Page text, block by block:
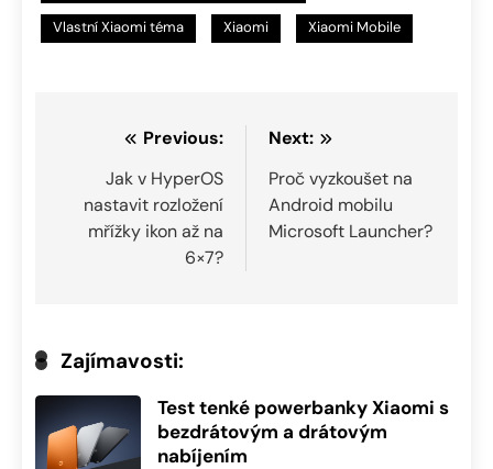
Vlastní Xiaomi téma Xiaomi Xiaomi Mobile
Navigace
příspěvek
Previous:
Jak v HyperOS
nastavit rozložení
mřížky ikon až na
6×7?
Next:
Proč vyzkoušet na
Android mobilu
Microsoft Launcher?
Zajímavosti:
Test tenké powerbanky Xiaomi s
bezdrátovým a drátovým
nabíjením